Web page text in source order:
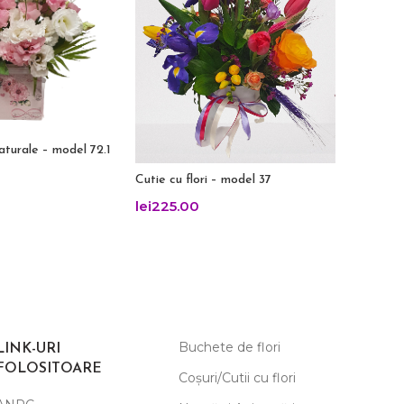
– model 72.1
Cutie cu flori – model 37
lei225.00
URI
Buchete de flori
Coșuri/Cutii cu flori